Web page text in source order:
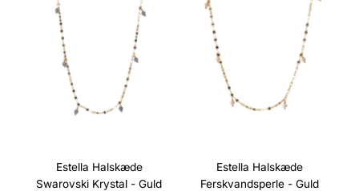
Estella Halskæde
Swarovski Krystal - Guld
Estella Halskæde
Ferskvandsperle - Guld